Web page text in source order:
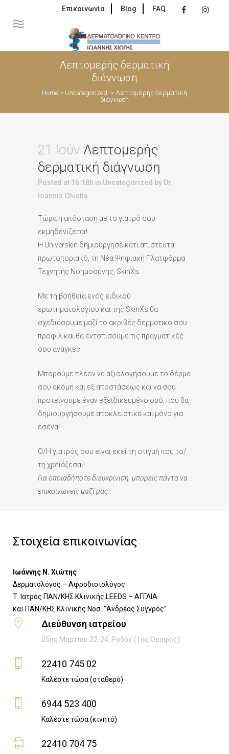
Επικοινωνία Blog FAQ
Λεπτομερής δερματική
διάγνωση
Home > Uncategorized > Λεπτομερής δερματική
διάγνωση
21 Ιούν Λεπτομερής
δερματική διάγνωση
Posted at 16:18h in Uncategorized by Dr.
Ioannis Chiotis
Τώρα η απόσταση με το γιατρό σου
εκμηδενίζεται!
Η Universkin δημιούργησε κάτι απίστευτα
πρωτοποριακό, τη Νέα Ψηφιακή Πλατφόρμα
Τεχνητής Νοημοσύνης, SkinXs.
Με τη βοήθεια ενός ειδικού
ερωτηματολογίου και της SkinXs θα
σχεδιάσουμε μαζί το ακριβές δερματικό σου
προφίλ και θα εντοπίσουμε τις πραγματικές
σου ανάγκες.
Μπορούμε πλέον να αξιολογήσουμε το δέρμα
σου ακόμη και εξ αποστάσεως και να σου
προτείνουμε έναν εξειδικευμένο ορό, που θα
δημιουργήσουμε αποκλειστικά και μόνο για
εσένα!
Ο/Η γιατρός σου είναι εκεί τη στιγμή που το/
τη χρειάζεσαι!
Για οποιαδήποτε διευκρίνιση, μπορείς πάντα να
επικοινωνείς μαζί μας.
Στοιχεία επικοινωνίας
Ιωάννης Ν. Χιώτης
Δερματολόγος – Αφροδισιολόγος
Τ. Ιατρός ΠΑΝ/ΚΗΣ Κλινικής LEEDS – ΑΓΓΛΙΑ
​και ΠΑΝ/ΚΗΣ Κλινικής Νοσ. “Ανδρέας Συγγρός”
Διεύθυνση ιατρείου
25ης Μαρτίου 22-24, Ρόδος (1ος Όροφος)
22410 745 02
Καλέστε τώρα (σταθερό)
6944 523 400
Καλέστε τώρα (κινητό)
22410 704 75